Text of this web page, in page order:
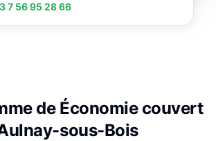
7 56 95 28 66
de Économiecouvert
sous-Bois